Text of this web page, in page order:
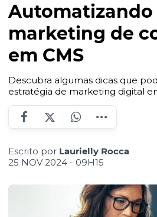
Automatizando
marketing de
em CMS
Descubra algumas dicas que
estratégia de marketing digital
Escrito por Laurielly Rocca
25 NOV 2024 - 09H15